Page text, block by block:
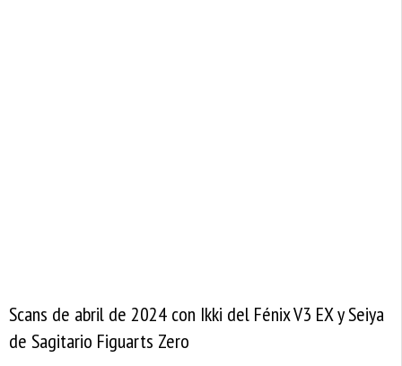
Scans de abril de 2024 con Ikki del Fénix V3 EX y Seiya
de Sagitario Figuarts Zero